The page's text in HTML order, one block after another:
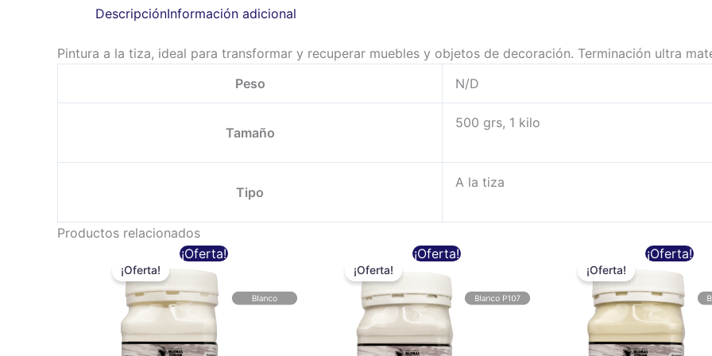
DescripciónInformación adicional
Pintura a la tiza, ideal para transformar y recuperar muebles y objetos de decoración. Terminación ultra
Peso
N/D
Tamaño
500 grs, 1 kilo
Tipo
A la tiza
Productos relacionados
¡Oferta!
¡Oferta!
Rango
de
precios:
desde
$7.500
hasta
$11.500
tiene
¡Oferta!
¡Oferta!
Rango
de
desde
$7.500
hasta
$11.500
tiene
¡Oferta!
¡Oferta!
Rango
de
precios:
desde
$7.500
hasta
$11.500